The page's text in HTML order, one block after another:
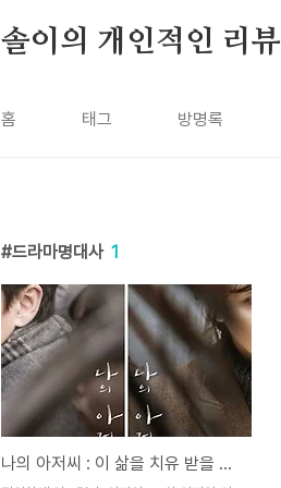
솔이의 개인적인 리뷰
홈 태그 방명록
드라마명대사 1
나의 아저씨 : 이 삶을 치유 받을 수 있을까요?